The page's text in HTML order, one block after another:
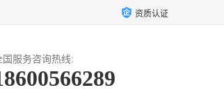
资质认证
国服务咨询热线: